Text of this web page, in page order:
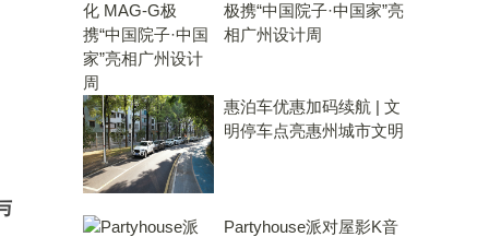
极携“中国院子·中国家”亮
相广州设计周
惠泊车优惠加码续航 | 文
明停车点亮惠州城市文明
Partyhouse派对屋影K音